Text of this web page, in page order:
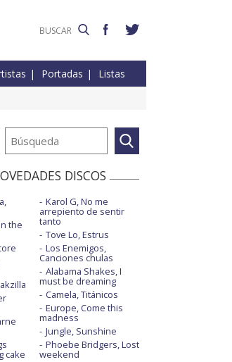
Portadas Listas
DISCOS
the
cake
Karol G, No me
arrepiento de sentir
tanto
Tove Lo, Estrus
Los Enemigos,
Canciones chulas
Alabama Shakes, I
must be dreaming
Camela, Titánicos
Europe, Come this
madness
Jungle, Sunshine
Phoebe Bridgers, Lost
weekend